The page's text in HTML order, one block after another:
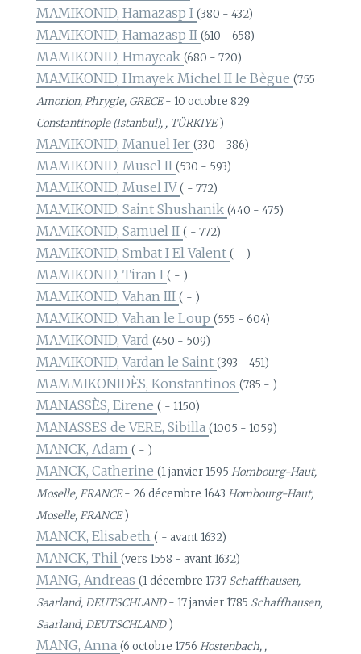
MAMIKONID, Hamazasp I(380 - 432)
MAMIKONID, Hamazasp II(610 - 658)
MAMIKONID, Hmayeak(680 - 720)
MAMIKONID, Hmayek Michel II le Bègue(755
Amorion, Phrygie, GRECE- 10 octobre 829
Constantinople (Istanbul), , TÜRKIYE)
MAMIKONID, Manuel Ier(330 - 386)
MAMIKONID, Musel II(530 - 593)
MAMIKONID, Musel IV( - 772)
MAMIKONID, Saint Shushanik(440 - 475)
MAMIKONID, Samuel II( - 772)
MAMIKONID, Smbat I El Valent( - )
MAMIKONID, Tiran I( - )
MAMIKONID, Vahan III( - )
MAMIKONID, Vahan le Loup(555 - 604)
MAMIKONID, Vard(450 - 509)
MAMIKONID, Vardan le Saint(393 - 451)
MAMMIKONIDÈS, Konstantinos(785 - )
MANASSÈS, Eirene( - 1150)
MANASSES de VERE, Sibilla(1005 - 1059)
MANCK, Adam( - )
MANCK, Catherine(1 janvier 1595Hombourg-Haut,
Moselle, FRANCE- 26 décembre 1643Hombourg-Haut,
Moselle, FRANCE)
MANCK, Elisabeth( - avant 1632)
MANCK, Thil(vers 1558 - avant 1632)
MANG, Andreas(1 décembre 1737 Schaffhausen,
Saarland, DEUTSCHLAND- 17 janvier 1785 Schaffhausen,
Saarland, DEUTSCHLAND)
MANG, Anna(6 octobre 1756Hostenbach, ,